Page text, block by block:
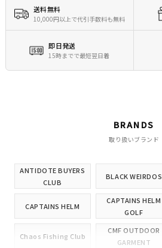
送料無料
10,000円以上で代引手数料も無料
即日発送
15時までで最短翌日着
BRANDS
取り扱いブランド
ANTIDOTE BUYERS
CLUB
BLACK WEIRDOS
CAPTAINS HELM
CAPTAINS HELM
GOLF
Chaos Fishing Club
CMF OUTDOOR
GARMENT